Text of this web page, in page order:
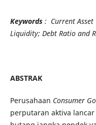
Keywords : Current Asset
Liquidity; Debt Ratio and
ABSTRAK
Perusahaan Consumer
perputaran aktiva